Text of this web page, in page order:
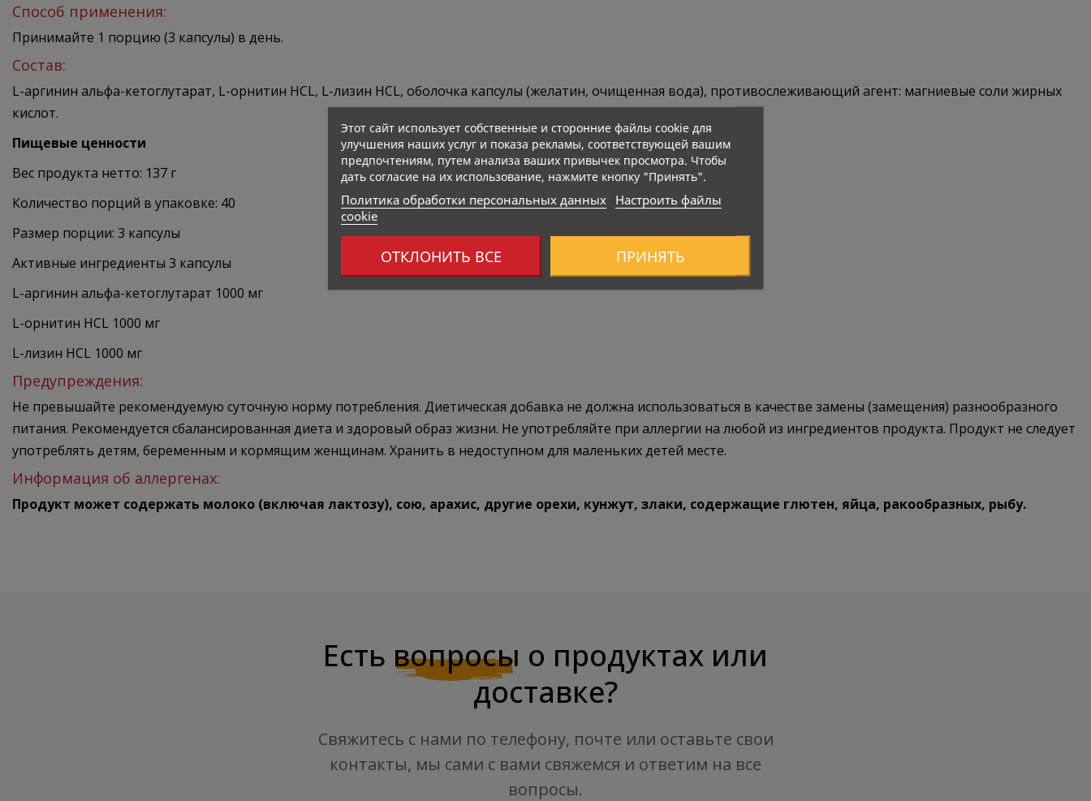
Способ применения:
Принимайте 1 порцию (3 капсулы) в день.
Состав:
L-аргинин альфа-кетоглутарат, L-орнитин HCL, L-лизин HCL, оболочка капсулы (желатин, очищенная вода), противослеживающий агент: магниевые соли жирных
кислот.
Пищевые ценности
Вес продукта нетто: 137 г
Количество порций в упаковке: 40
Размер порции: 3 капсулы
Активные ингредиенты 3 капсулы
L-аргинин альфа-кетоглутарат 1000 мг
L-орнитин HCL 1000 мг
L-лизин HCL 1000 мг
Предупреждения:
Не превышайте рекомендуемую суточную норму потребления. Диетическая добавка не должна использоваться в качестве замены (замещения) разнообразного
питания. Рекомендуется сбалансированная диета и здоровый образ жизни. Не употребляйте при аллергии на любой из ингредиентов продукта. Продукт не следует
употреблять детям, беременным и кормящим женщинам. Хранить в недоступном для маленьких детей месте.
Информация об аллергенах:
Продукт может содержать молоко (включая лактозу), сою, арахис, другие орехи, кунжут, злаки, содержащие глютен, яйца, ракообразных, рыбу.
Есть вопросы о продуктах или
доставке?
Свяжитесь с нами по телефону, почте или оставьте свои
контакты, мы сами с вами свяжемся и ответим на все
вопросы.
Этот сайт использует собственные и сторонние файлы cookie для
улучшения наших услуг и показа рекламы, соответствующей вашим
предпочтениям, путем анализа ваших привычек просмотра. Чтобы
дать согласие на их использование, нажмите кнопку "Принять".
Политика обработки персональных данных
Настроить файлы
cookie
ОТКЛОНИТЬ ВСЕ ПРИНЯТЬ